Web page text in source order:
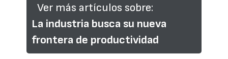
Ver más artículos sobre:
La industria busca su nueva
frontera de productividad